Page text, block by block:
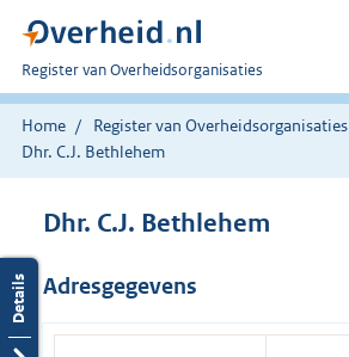
U
bent
nu
hier:
Register van Overheidsorganisaties
Home Register van Overheidsorganisaties
Dhr. C.J. Bethlehem
Dhr. C.J. Bethlehem
Adresgegevens